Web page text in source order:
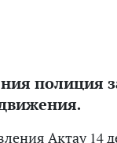
полиция
Актау 14